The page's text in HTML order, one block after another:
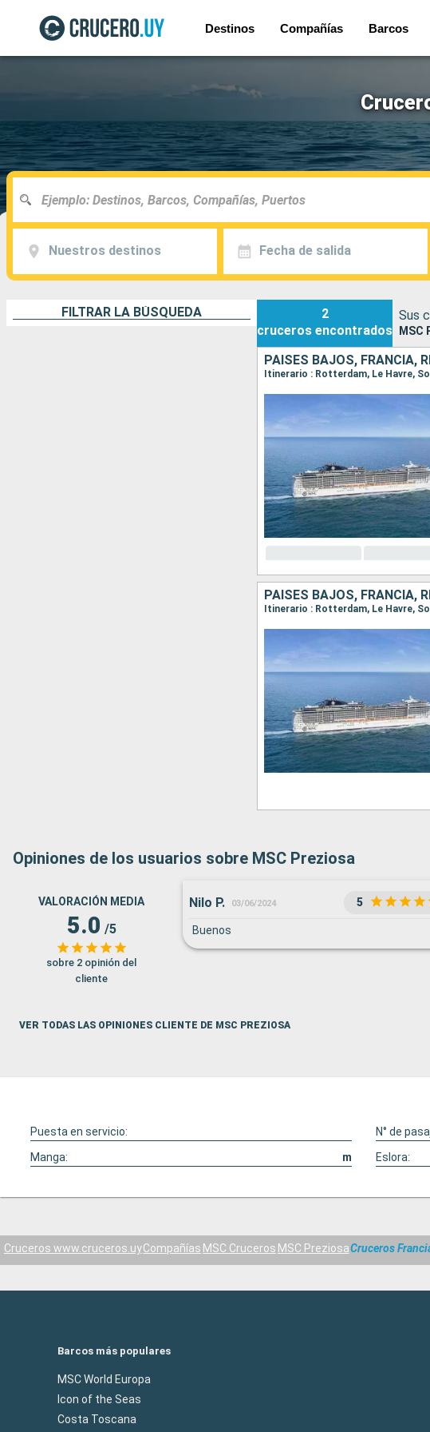
Destinos Compañías Barcos
Nuestros destinos Fecha de salida
FILTRAR LA BÚSQUEDA
2
cruceros encontrados
Sus
MSC
PAISES BAJOS, FRANCIA,
Itinerario : Rotterdam, Le Havre,
PAISES BAJOS, FRANCIA,
Itinerario : Rotterdam, Le Havre,
Opiniones de los usuarios sobre MSC Preziosa
VALORACIÓN MEDIA
5.0 /5
sobre 2 opinión del
cliente
Nilo P. 03/06/2024 5
Buenos
VER TODAS LAS OPINIONES CLIENTE DE MSC PREZIOSA
Puesta en servicio: N° de
Manga:
m Eslora:
Cruceros www.cruceros.uyCompañías MSC Cruceros MSC PreziosaCruceros
Barcos más populares
MSC World Europa
Icon of the Seas
Costa Toscana